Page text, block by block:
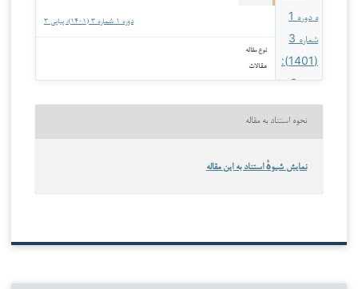
دوره ۱ شماره ۳ (۱۴۰۱): پیاپی ۳
نوع مقاله
مقالات
نحوه استناد به مقاله
نمایش شیوهٔ استناد به این مقاله